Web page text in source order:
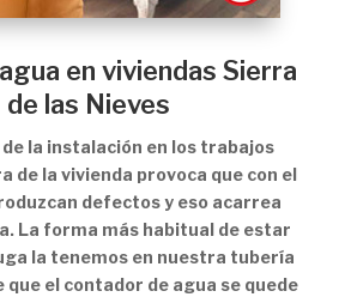
en viviendas Sierra
de las Nieves
la instalación en los trabajos
de la vivienda provoca que con el
defectos y eso acarrea
La forma más habitual de estar
la tenemos en nuestra tubería
que el contador de agua se quede